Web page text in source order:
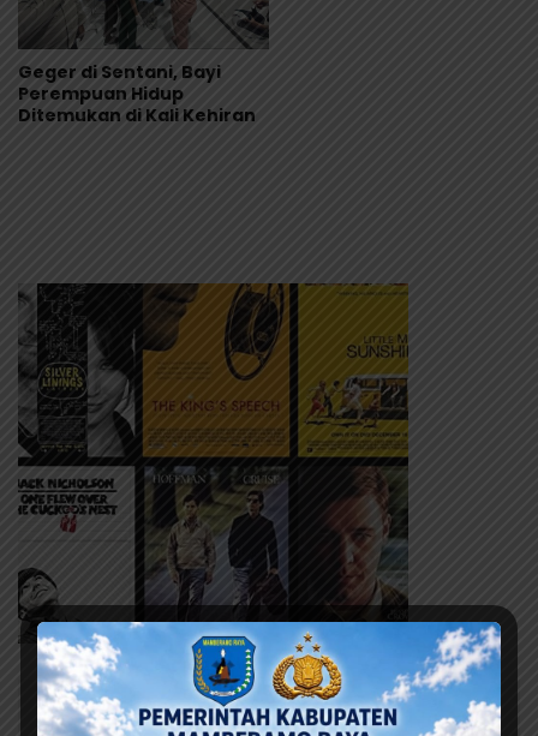
Geger di Sentani, Bayi
Perempuan Hidup
Ditemukan di Kali Kehiran
Berita Terbaru